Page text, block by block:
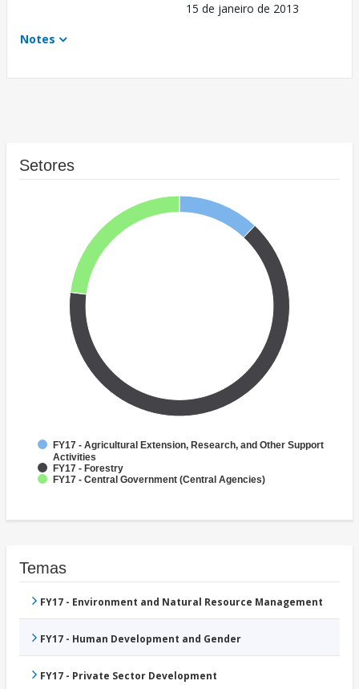
15 de janeiro de 2013
Notes
Setores
FY17 - Agricultural Extension, Research, and Other Support
Activities
FY17 - Forestry
FY17 - Central Government (Central Agencies)
Temas
FY17 - Environment and Natural Resource Management
FY17 - Human Development and Gender
FY17 - Private Sector Development